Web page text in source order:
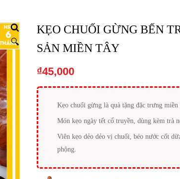
🔍
KẸO CHUỐI GỪNG BẾN
SẢN MIỀN TÂY
₫45,000
Kẹo chuối gừng là quà tặng đặc trưng
Món kẹo ngày tết cổ truyền, dùng kèm trà
Viên kẹo dẻo dẻo vị chuối, béo nước cốt
phộng.